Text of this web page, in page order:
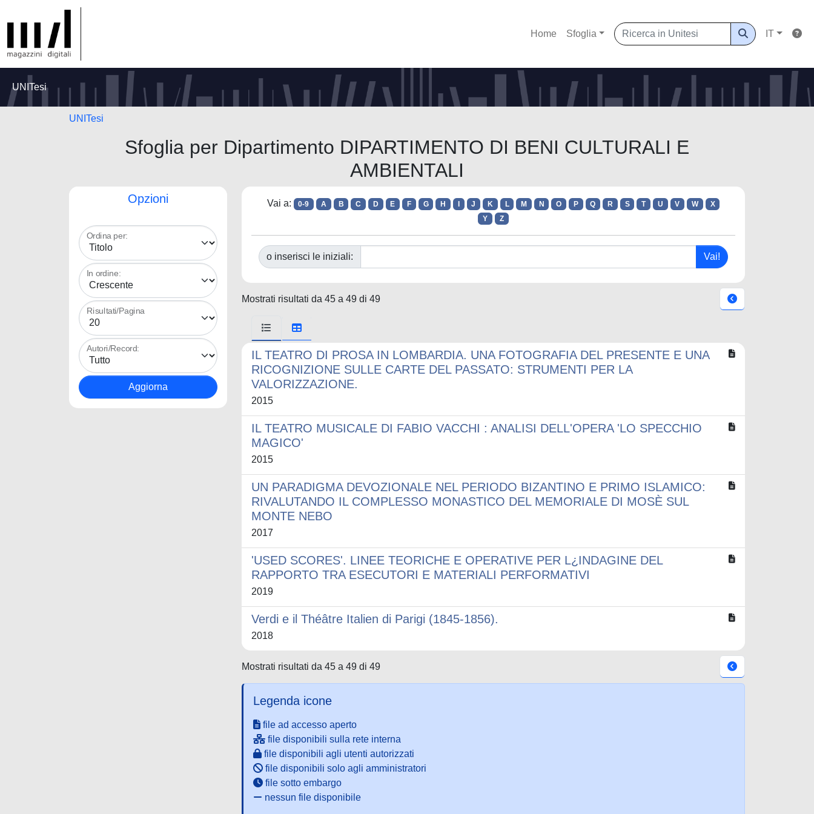
Home Sfoglia IT
UNITesi
UNITesi
Sfoglia per Dipartimento DIPARTIMENTO DI BENI CULTURALI E
AMBIENTALI
Opzioni
Ordina per:
In ordine:
Risultati/Pagina
Autori/Record:
Vai a: 0-9 A B C D E F G H J K L M N O P Q R S T U V W
X
Y
Z
o inserisci le iniziali:
Mostrati risultati da 45 a 49 di 49
IL TEATRO DI PROSA IN LOMBARDIA. UNA FOTOGRAFIA DEL PRESENTE E UNA
RICOGNIZIONE SULLE CARTE DEL PASSATO: STRUMENTI PER LA
VALORIZZAZIONE.
2015
IL TEATRO MUSICALE DI FABIO VACCHI : ANALISI DELL'OPERA 'LO SPECCHIO
MAGICO'
2015
UN PARADIGMA DEVOZIONALE NEL PERIODO BIZANTINO E PRIMO ISLAMICO:
RIVALUTANDO IL COMPLESSO MONASTICO DEL MEMORIALE DI MOSÈ SUL
MONTE NEBO
2017
'USED SCORES'. LINEE TEORICHE E OPERATIVE PER L¿INDAGINE DEL
RAPPORTO TRA ESECUTORI E MATERIALI PERFORMATIVI
2019
Verdi e il Théâtre Italien di Parigi (1845-1856).
2018
Mostrati risultati da 45 a 49 di 49
Legenda icone
file ad accesso aperto
file disponibili sulla rete interna
file disponibili agli utenti autorizzati
file disponibili solo agli amministratori
file sotto embargo
nessun file disponibile